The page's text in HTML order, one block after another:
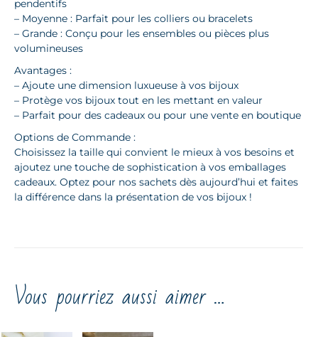
pendentifs
– Moyenne : Parfait pour les colliers ou bracelets
– Grande : Conçu pour les ensembles ou pièces plus
volumineuses
Avantages :
– Ajoute une dimension luxueuse à vos bijoux
– Protège vos bijoux tout en les mettant en valeur
– Parfait pour des cadeaux ou pour une vente en boutique
Options de Commande :
Choisissez la taille qui convient le mieux à vos besoins et
ajoutez une touche de sophistication à vos emballages
cadeaux. Optez pour nos sachets dès aujourd’hui et faites
la différence dans la présentation de vos bijoux !
Vous pourriez aussi aimer …